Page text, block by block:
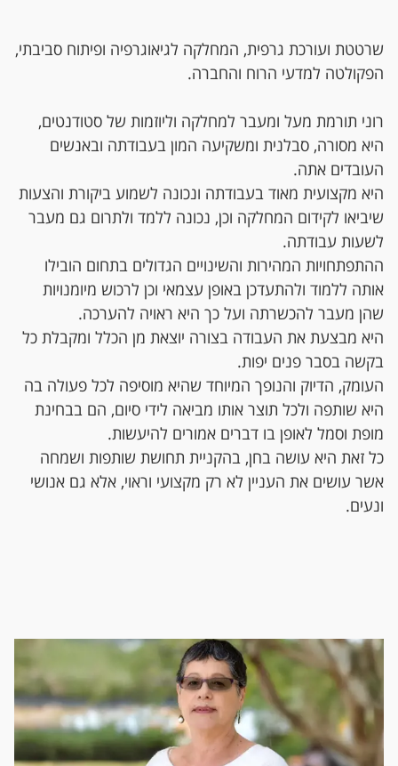
שרטטת ועורכת גרפית, המחלקה לגיאוגרפיה ופיתוח סביבתי,
הפקולטה למדעי הרוח והחברה.
רוני תורמת מעל ומעבר למחלקה וליוזמות של סטודנטים,
היא מסורה, סבלנית ומשקיעה המון בעבודתה ובאנשים
העובדים אתה.
היא מקצועית מאוד בעבודתה ונכונה לשמוע ביקורת והצעות
שיביאו לקידום המחלקה וכן, נכונה ללמד ולתרום גם מעבר
לשעות עבודתה.
ההתפתחויות המהירות והשינויים הגדולים בתחום הובילו
אותה ללמוד ולהתעדכן באופן עצמאי וכן לרכוש מיומנויות
שהן מעבר להכשרתה ועל כך היא ראויה להערכה.
היא מבצעת את העבודה בצורה יוצאת מן הכלל ומקבלת כל
בקשה בסבר פנים יפות.
העומק, הדיוק והנופך המיוחד שהיא מוסיפה לכל פעולה בה
היא שותפה ולכל תוצר אותו מביאה לידי סיום, הם בבחינת
מופת וסמל לאופן בו דברים אמורים להיעשות.
כל זאת היא עושה בחן, בהקניית תחושת שותפות ושמחה
אשר עושים את העניין לא רק מקצועי וראוי, אלא גם אנושי
ונעים.